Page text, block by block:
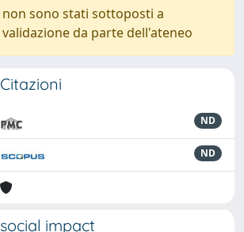
non sono stati sottoposti a
validazione da parte dell'ateneo
Citazioni
ND
ND
social impact